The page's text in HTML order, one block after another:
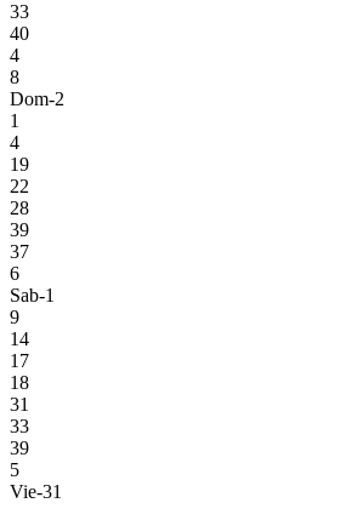
33
40
4
8
Dom-2
1
4
19
22
28
39
37
6
Sab-1
9
14
17
18
31
33
39
5
Vie-31